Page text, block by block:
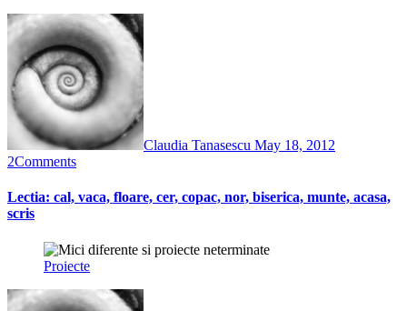
Claudia Tanasescu May 18, 2012
2Comments
Lectia: cal, vaca, floare, cer, copac, nor, biserica, munte, acasa,
scris
Proiecte